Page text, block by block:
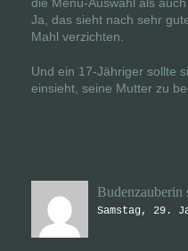
Ja, das sieht nach sehr
Mahl verzichten.
Und ein 17-Jähriger sollte
einsieht, seine Mutter zu
Budenzauberin
Samstag, 29.